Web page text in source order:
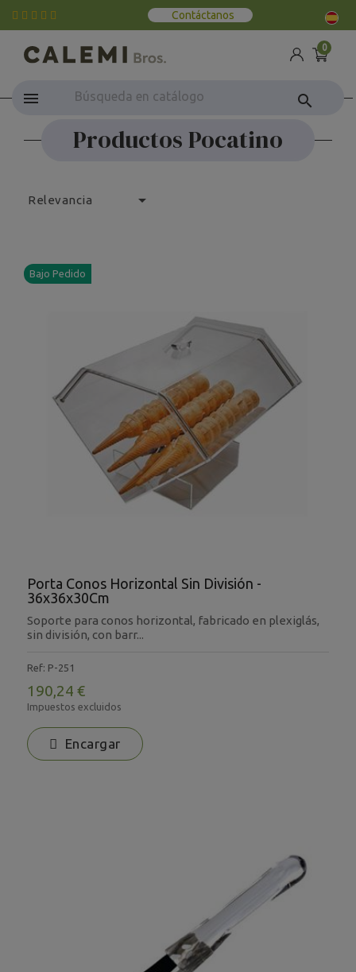
Contáctanos
0
search
Productos Pocatino
Relevancia 
Porta Conos Horizontal Sin División -
36x36x30Cm
Soporte para conos horizontal, fabricado en plexiglás,
sin división, con barr...
Ref: P-251
190,24 €
Impuestos excluidos
Encargar
Bajo Pedido